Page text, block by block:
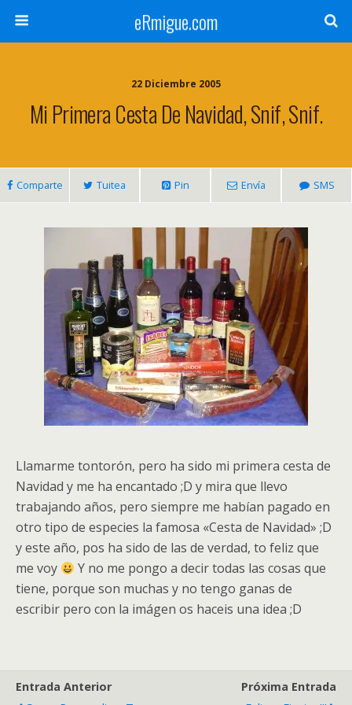
eRmigue.com
22 Diciembre 2005
Mi Primera Cesta De Navidad, Snif, Snif.
Comparte Tuitea Pin Envía SMS
Llamarme tontorón, pero ha sido mi primera cesta de
Navidad y me ha encantado ;D y mira que llevo
trabajando años, pero siempre me habían pagado en
otro tipo de especies la famosa «Cesta de Navidad» ;D
y este año, pos ha sido de las de verdad, to feliz que
me voy
Y no me pongo a decir todas las cosas que
tiene, porque son muchas y no tengo ganas de
escribir pero con la imágen os haceis una idea ;D
Entrada Anterior
Próxima Entrada